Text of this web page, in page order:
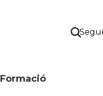
Formació